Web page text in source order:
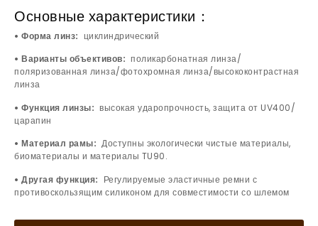
Основные характеристики：
• Форма линз: циклиндрический
• Варианты объективов: поликарбонатная линза/
поляризованная линза/фотохромная линза/высококонтрастная
линза
• Функция линзы: высокая ударопрочность, защита от UV400/
царапин
• Материал рамы: Доступны экологически чистые материалы,
биоматериалы и материалы TU90.
• Другая функция: Регулируемые эластичные ремни с
противоскользящим силиконом для совместимости со шлемом